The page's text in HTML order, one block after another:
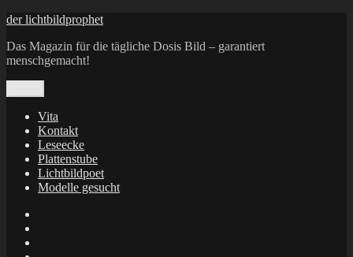
Zum
springen
der lichtbildprophet
Das Magazin für die tägliche Dosis Bild – garantiert
menschgemacht!
Vita
Kontakt
Leseecke
Plattenstube
Lichtbildpoet
Modelle gesucht